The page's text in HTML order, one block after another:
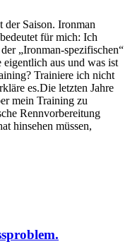
der Saison. Ironman
für mich: Ich
„Ironman-spezifischen“
eigentlich aus und was ist
Trainiere ich nicht
es.Die letzten Jahre
mein Training zu
Rennvorbereitung
hinsehen müssen,